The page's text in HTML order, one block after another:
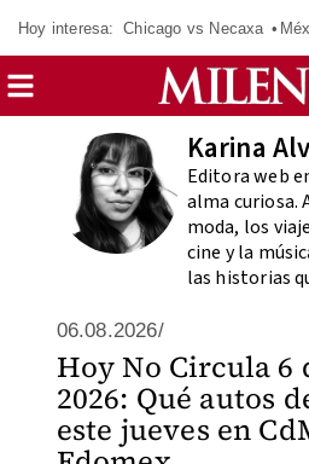
Hoy interesa: Chicago vs Necaxa
Karina
Editora web
alma curiosa.
moda, los
cine y la
las historias
06.08.2026/
Hoy No Circula 6
2026: Qué autos
este jueves en